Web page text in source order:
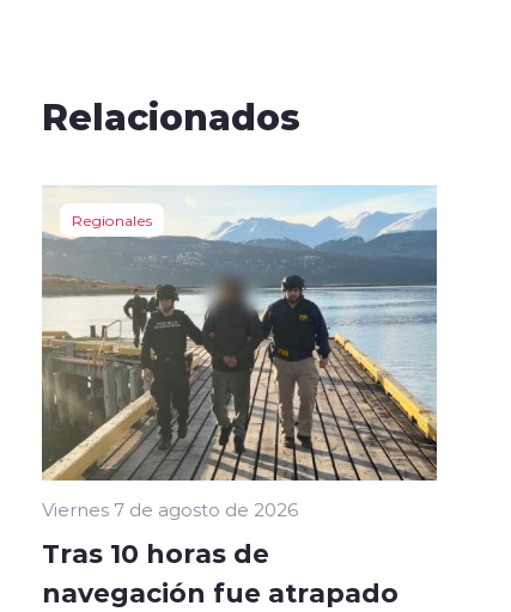
Relacionados
Regionales
Viernes 7 de agosto de 2026
Tras 10 horas de
navegación fue atrapado